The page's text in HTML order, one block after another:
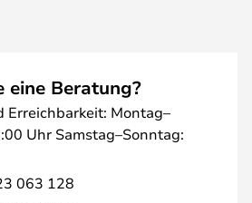
eine Beratung?
Erreichbarkeit: Montag–
Uhr Samstag–Sonntag:
063 128